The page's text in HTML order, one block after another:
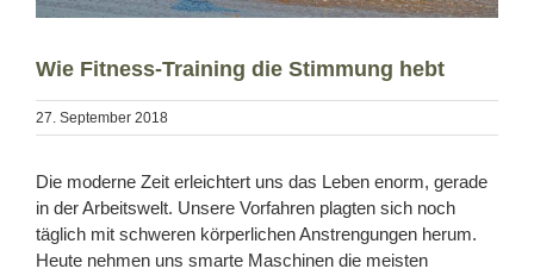
Wie Fitness-Training die Stimmung hebt
27. September 2018
Die moderne Zeit erleichtert uns das Leben enorm, gerade
in der Arbeitswelt. Unsere Vorfahren plagten sich noch
täglich mit schweren körperlichen Anstrengungen herum.
Heute nehmen uns smarte Maschinen die meisten